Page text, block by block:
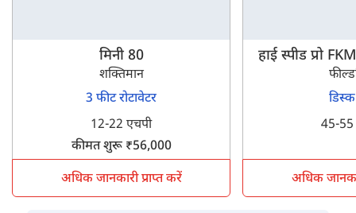
मिनी 80
शक्तिमान
3 फीट रोटावेटर
12-22 एचपी
कीमत शुरू ₹56,000
अधिक जानकारी प्राप्त करें
हाई स्पीड प्रो
45-55
अधिक